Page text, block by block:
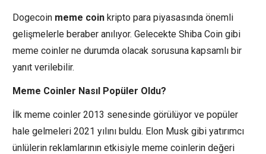
Dogecoin meme coin kripto para piyasasında önemli
gelişmelerle beraber anılıyor. Gelecekte Shiba Coin gibi
meme coinler ne durumda olacak sorusuna kapsamlı bir
yanıt verilebilir.
Meme Coinler Nasıl Popüler Oldu?
İlk meme coinler 2013 senesinde görülüyor ve popüler
hale gelmeleri 2021 yılını buldu. Elon Musk gibi yatırımcı
ünlülerin reklamlarının etkisiyle meme coinlerin değeri